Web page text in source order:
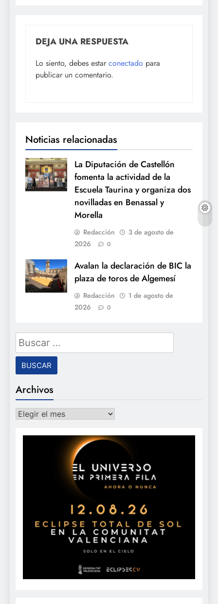
DEJA UNA RESPUESTA
Lo siento, debes estar conectado para
publicar un comentario.
Noticias relacionadas
La Diputación de Castellón
fomenta la actividad de la
Escuela Taurina y organiza dos
novilladas en Benassal y
Morella
Redacción
3 de agosto de
2026
0
Avalan la declaración de BIC la
plaza de toros de Algemesí
Redacción
1 de agosto de
2026
0
Buscar:
Archivos
Archivos